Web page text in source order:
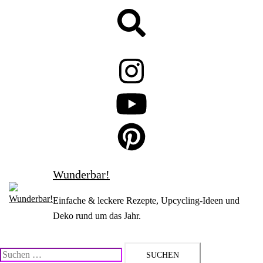
Wunderbar!
Einfache & leckere Rezepte, Upcycling-Ideen und
Deko rund um das Jahr.
Suchen